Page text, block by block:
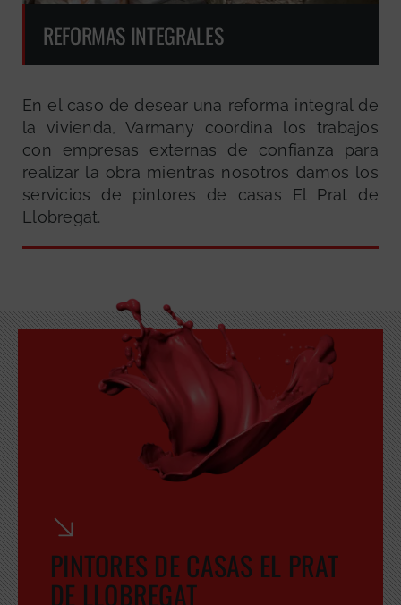
REFORMAS INTEGRALES
En el caso de desear una reforma integral de
la vivienda, Varmany coordina los trabajos
con empresas externas de confianza para
realizar la obra mientras nosotros damos los
servicios de pintores de casas El Prat de
Llobregat.
PINTORES DE CASAS EL PRAT
DE LLOBREGAT